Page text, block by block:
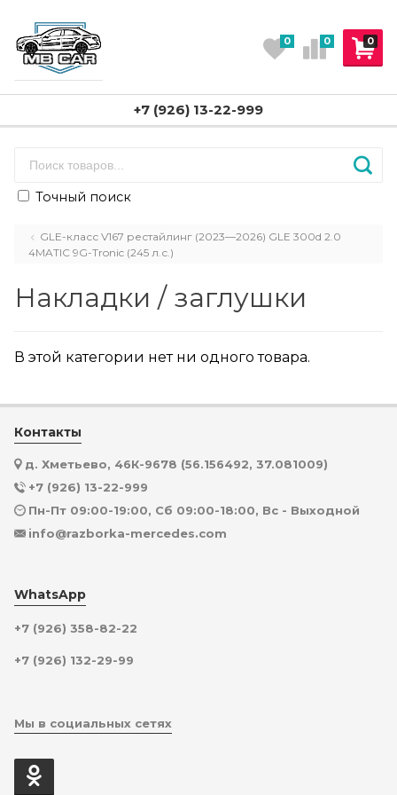
0
0 0
+7 (926) 13-22-999
Точный поиск
GLE-класс V167 рестайлинг (2023—2026) GLE 300d 2.0
4MATIC 9G-Tronic (245 л.с.)
Накладки / заглушки
В этой категории нет ни одного товара.
Контакты
д. Хметьево, 46К-9678 (56.156492, 37.081009)
+7 (926) 13-22-999
Пн-Пт 09:00-19:00, Сб 09:00-18:00, Вс - Выходной
info@razborka-mercedes.com
WhatsApp
+7 (926) 358-82-22
+7 (926) 132-29-99
Мы в социальных сетях